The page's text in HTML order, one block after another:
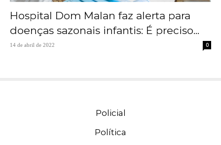
Hospital Dom Malan faz alerta para
doenças sazonais infantis: É preciso...
14 de abril de 2022 0
Policial
Política